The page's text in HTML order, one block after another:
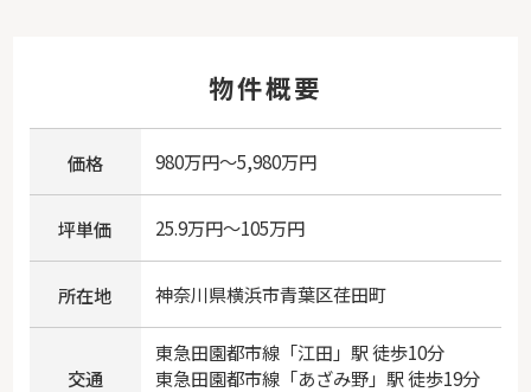
物件概要
価格 980万円～5,980万円
坪単価 25.9万円～105万円
所在地 神奈川県横浜市青葉区荏田町
交通
東急田園都市線「江田 」駅 徒歩10分
東急田園都市線「あざみ野」駅 徒歩19分